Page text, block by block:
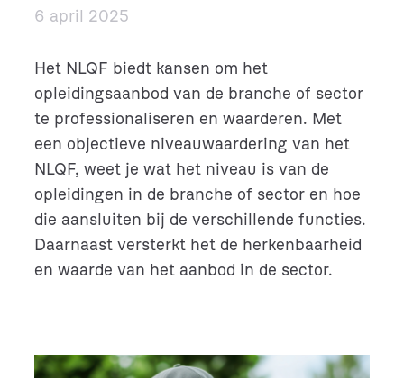
6 april 2025
Het NLQF biedt kansen om het
opleidingsaanbod van de branche of sector
te professionaliseren en waarderen. Met
een objectieve niveauwaardering van het
NLQF, weet je wat het niveau is van de
opleidingen in de branche of sector en hoe
die aansluiten bij de verschillende functies.
Daarnaast versterkt het de herkenbaarheid
en waarde van het aanbod in de sector.